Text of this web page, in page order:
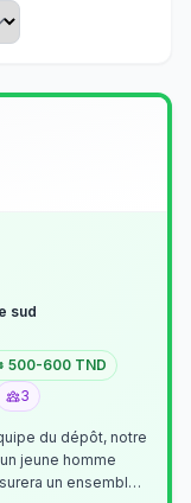
sud
500-600 TND
3
du dépôt, notre
jeune homme
un ensemble